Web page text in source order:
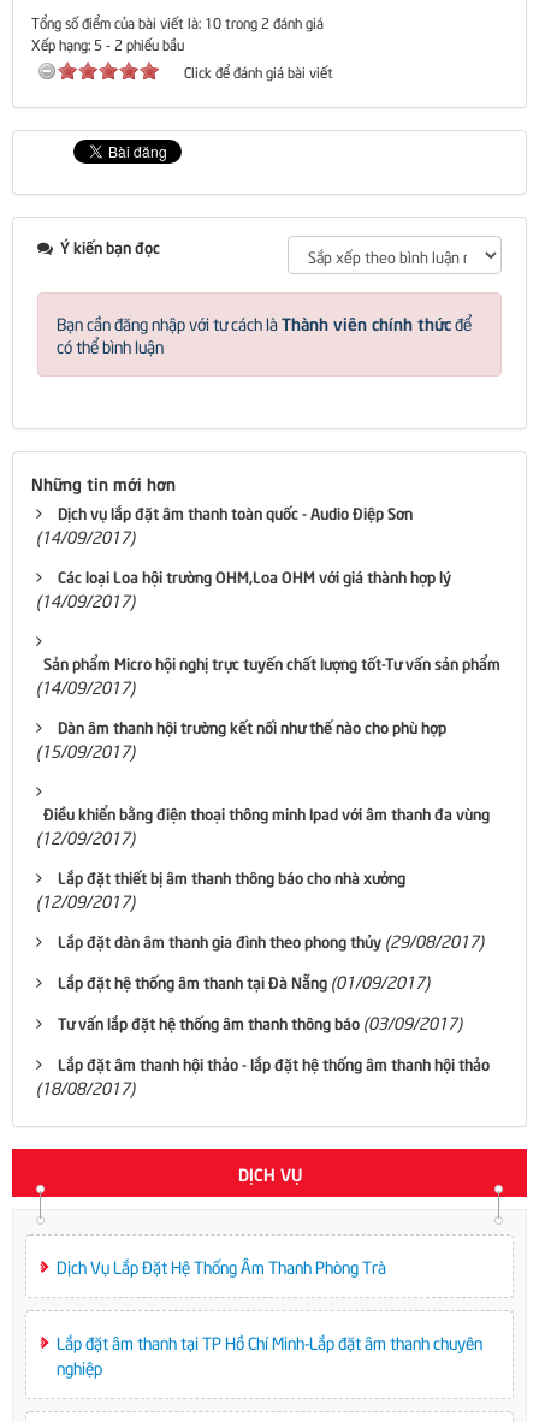
Tổng số điểm của bài viết là: 10 trong 2 đánh giá
Xếp hạng: 5-2 phiếu bầu
Click để đánh giá bài viết
Ý kiến bạn đọc
Bạn cần đăng nhập với tư cách làThành viên chính thứcđể
có thể bình luận
Những tin mới hơn
Dịch vụ lắp đặt âm thanh toàn quốc - Audio Điệp Sơn
(14/09/2017)
Các loại Loa hội trường OHM,Loa OHM với giá thành hợp lý
(14/09/2017)
Sản phẩm Micro hội nghị trực tuyến chất lượng tốt-Tư vấn sản phẩm
(14/09/2017)
Dàn âm thanh hội trường kết nối như thế nào cho phù hợp
(15/09/2017)
Điều khiển bằng điện thoại thông minh Ipad với âm thanh đa vùng
(12/09/2017)
Lắp đặt thiết bị âm thanh thông báo cho nhà xưởng
(12/09/2017)
Lắp đặt dàn âm thanh gia đình theo phong thủy (29/08/2017)
Lắp đặt hệ thống âm thanh tại Đà Nẵng (01/09/2017)
Tư vấn lắp đặt hệ thống âm thanh thông báo (03/09/2017)
Lắp đặt âm thanh hội thảo - lắp đặt hệ thống âm thanh hội thảo
(18/08/2017)
DỊCH VỤ
Dịch Vụ Lắp Đặt Hệ Thống Âm Thanh Phòng Trà
Lắp đặt âm thanh tại TP Hồ Chí Minh-Lắp đặt âm thanh chuyên
nghiệp